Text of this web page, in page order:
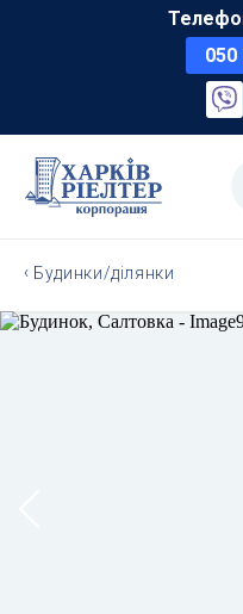
Телефон
050
Будинки/ділянки